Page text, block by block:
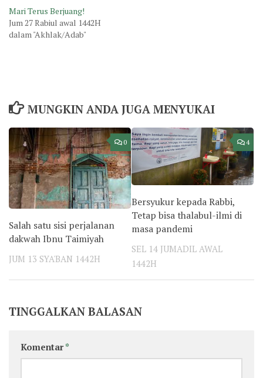
Mari Terus Berjuang!
Jum 27 Rabiul awal 1442H
dalam "Akhlak/Adab"
MUNGKIN ANDA JUGA MENYUKAI
0
Salah satu sisi perjalanan
dakwah Ibnu Taimiyah
JUM 13 SYA'BAN 1442H
4
Bersyukur kepada Rabbi,
Tetap bisa thalabul-ilmi di
masa pandemi
SEL 14 JUMADIL AWAL
1442H
TINGGALKAN BALASAN
Komentar*